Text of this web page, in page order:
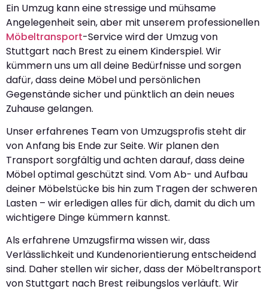
Ein Umzug kann eine stressige und mühsame
Angelegenheit sein, aber mit unserem professionellen
Möbeltransport-Service wird der Umzug von
Stuttgart nach Brest zu einem Kinderspiel. Wir
kümmern uns um all deine Bedürfnisse und sorgen
dafür, dass deine Möbel und persönlichen
Gegenstände sicher und pünktlich an dein neues
Zuhause gelangen.
Unser erfahrenes Team von Umzugsprofis steht dir
von Anfang bis Ende zur Seite. Wir planen den
Transport sorgfältig und achten darauf, dass deine
Möbel optimal geschützt sind. Vom Ab- und Aufbau
deiner Möbelstücke bis hin zum Tragen der schweren
Lasten – wir erledigen alles für dich, damit du dich um
wichtigere Dinge kümmern kannst.
Als erfahrene Umzugsfirma wissen wir, dass
Verlässlichkeit und Kundenorientierung entscheidend
sind. Daher stellen wir sicher, dass der Möbeltransport
von Stuttgart nach Brest reibungslos verläuft. Wir